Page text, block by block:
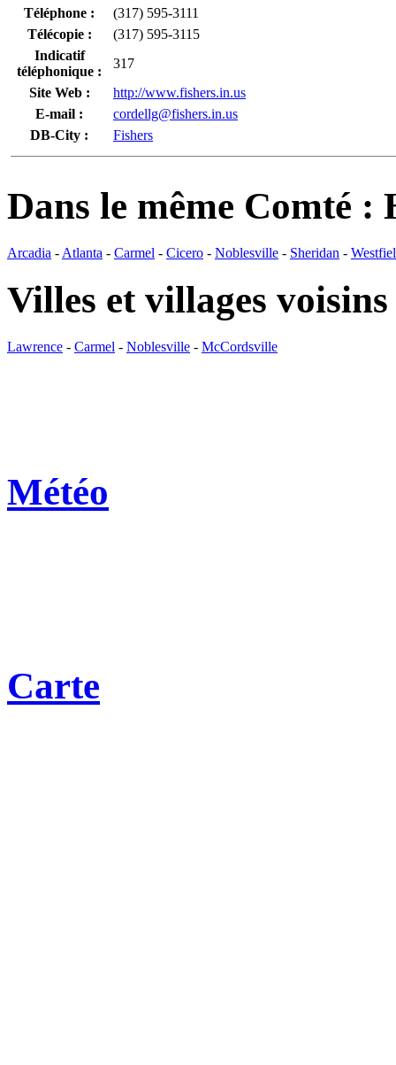
Téléphone :
(317) 595-3111
Télécopie :
(317) 595-3115
Indicatif
téléphonique :
317
Site Web :
http://www.fishers.in.us
E-mail :
cordellg@fishers.in.us
DB-City :
Fishers
Dans le même Comté
Arcadia - Atlanta - Carmel - Cicero - Noblesville - Sheridan -
Villes et villages voisins
Lawrence - Carmel - Noblesville - McCordsville
Météo
Carte